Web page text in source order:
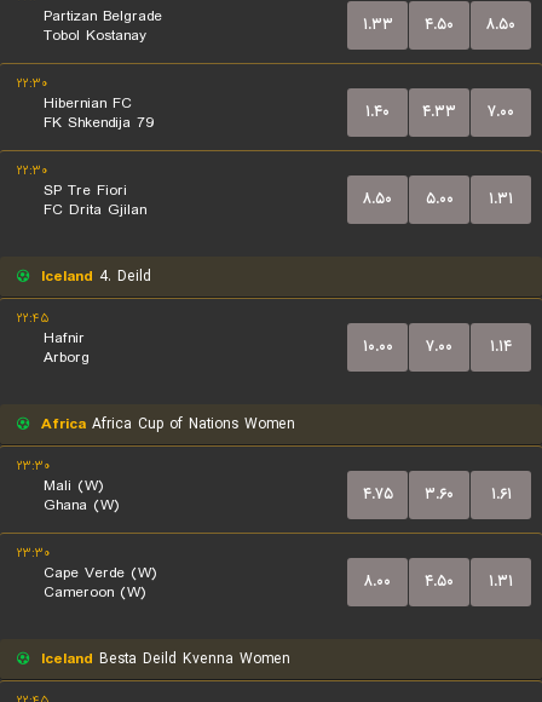
Partizan Belgrade
Tobol Kostanay
۱.۳۳ ۴.۵۰ ۸.۵۰
۲۲:۳۰
Hibernian FC
FK Shkendija 79
۱.۴۰ ۴.۳۳ ۷.۰۰
۲۲:۳۰
SP Tre Fiori
FC Drita Gjilan
۸.۵۰ ۵.۰۰ ۱.۳۱
Iceland 4. Deild
۲۲:۴۵
Hafnir
Arborg
۱۰.۰۰ ۷.۰۰ ۱.۱۴
Africa Africa Cup of Nations Women
۲۳:۳۰
Mali (W)
Ghana (W)
۴.۷۵ ۳.۶۰ ۱.۶۱
۲۳:۳۰
Cape Verde (W)
Cameroon (W)
۸.۰۰ ۴.۵۰ ۱.۳۱
Iceland Besta Deild Kvenna Women